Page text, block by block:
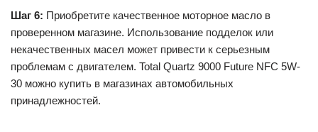
Шаг 6: Приобретите качественное моторное масло в
проверенном магазине. Использование подделок или
некачественных масел может привести к серьезным
проблемам с двигателем. Total Quartz 9000 Future NFC 5W-
30 можно купить в магазинах автомобильных
принадлежностей.